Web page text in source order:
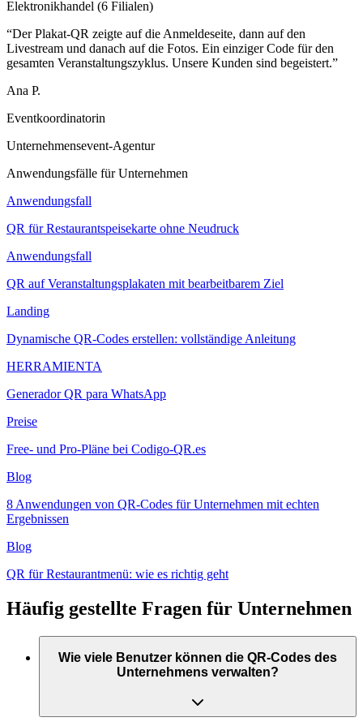
Elektronikhandel (6 Filialen)
“Der Plakat-QR zeigte auf die Anmeldeseite, dann auf den
Livestream und danach auf die Fotos. Ein einziger Code für den
gesamten Veranstaltungszyklus. Unsere Kunden sind begeistert.”
Ana P.
Eventkoordinatorin
Unternehmensevent-Agentur
Anwendungsfälle für Unternehmen
Anwendungsfall
QR für Restaurantspeisekarte ohne Neudruck
Anwendungsfall
QR auf Veranstaltungsplakaten mit bearbeitbarem Ziel
Landing
Dynamische QR-Codes erstellen: vollständige Anleitung
HERRAMIENTA
Generador QR para WhatsApp
Preise
Free- und Pro-Pläne bei Codigo-QR.es
Blog
8 Anwendungen von QR-Codes für Unternehmen mit echten
Ergebnissen
Blog
QR für Restaurantmenü: wie es richtig geht
Häufig gestellte Fragen für Unternehmen
Wie viele Benutzer können die QR-Codes des
Unternehmens verwalten?